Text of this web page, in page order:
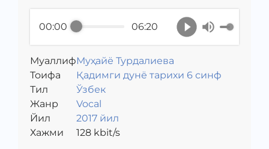
00:00 06:20
МуаллифМуҳайё Турдалиева
Toифа
Қадимги дунё тарихи 6 синф
Тил
Ўзбек
Жанр
Vocal
Йил
2017 йил
Хажми
128kbit/s